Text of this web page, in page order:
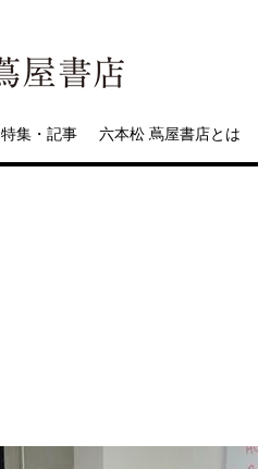
特集・記事 六本松 蔦屋書店とは